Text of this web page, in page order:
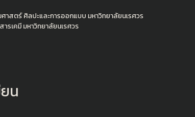
าสตร์ ศิลปะและการออกแบบ มหาวิทยาลัยนเรศวร
รเคมี มหาวิทยาลัยนเรศวร
น